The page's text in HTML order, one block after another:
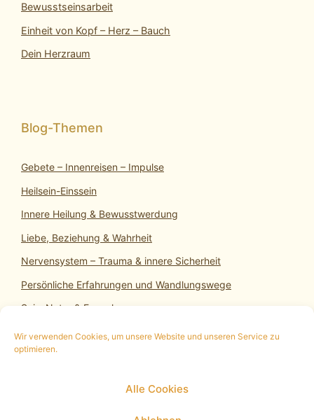
Wir verwenden Cookies, um unsere Website und unseren Service zu
optimieren.
Alle Cookies
Bewusstseinsarbeit
Einheit von Kopf – Herz – Bauch
Dein Herzraum
Gebete – Innenreisen – Impulse
Heilsein-Einssein
Innere Heilung & Bewusstwerdung
Liebe, Beziehung & Wahrheit
Nervensystem – Trauma & innere Sicherheit
Persönliche Erfahrungen und Wandlungswege
SeinsNatur & Erwachen
Impressum|Datenschutz